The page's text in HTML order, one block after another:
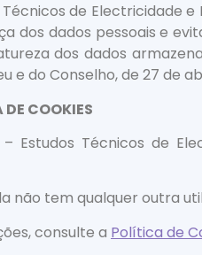
Técnicos de Electricidade
dos dados pessoais e
dos dados
e do Conselho, de 27 de
COOKIES
Estudos Técnicos de
não tem qualquer outra
consulte a Política de